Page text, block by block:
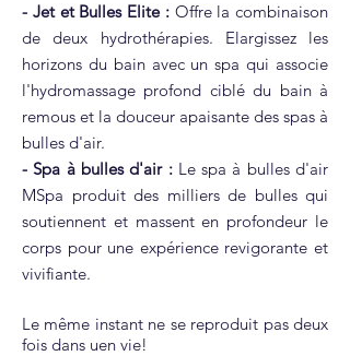
- Jet et Bulles Elite : Offre la combinaison
de deux hydrothérapies. Elargissez les
horizons du bain avec un spa qui associe
l'hydromassage profond ciblé du bain à
remous et la douceur apaisante des spas à
bulles d'air.
- Spa à bulles d'air :Le spa à bulles d'air
MSpa produit des milliers de bulles qui
soutiennent et massent en profondeur le
corps pour une expérience revigorante et
vivifiante.
Le même instant ne se reproduit pas deux
fois dans uen vie!